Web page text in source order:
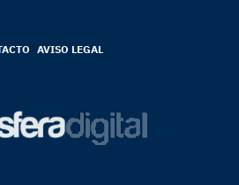
AVISO LEGAL